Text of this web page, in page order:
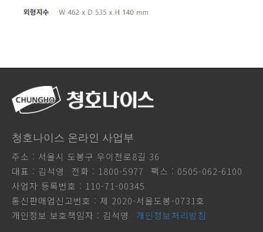
청호나이스 온라인 사업부
주소 : 서울시 도봉구 우이천로8길 36
대표 : 김석영
전화 : 1800-5977
팩스 : 0505-062-6100
사업자 등록번호 : 110-71-00345
통신판매업신고번호 : 제 2020-서울도봉-0731호
개인정보 보호책임자 : 김석영
개인정보처리방침